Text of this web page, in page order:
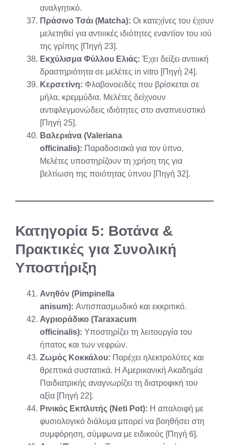
αναλγητικό.
Πράσινο Τσάι (Matcha): Οι κατεχίνες του έχουν
μελετηθεί για αντιιικές ιδιότητες εναντίον του ιού
της γρίπης [Πηγή 23].
Εκχύλισμα Φύλλου Ελιάς: Έχει δείξει αντιιική
δραστηριότητα σε μελέτες in vitro [Πηγή 24].
Κερσετίνη: Φλαβονοειδές που βρίσκεται σε
μήλα, κρεμμύδια. Μελέτες δείχνουν
αντιφλεγμονώδεις ιδιότητες στο αναπνευστικό
[Πηγή 25].
Βαλεριάνα (Valeriana
officinalis): Παραδοσιακά για τον ύπνο.
Μελέτες υποστηρίζουν τη χρήση της για
βελτίωση της ποιότητας ύπνου [Πηγή 32].
Κατηγορία 5: Βοτάνα &
Πρακτικές για Συνολική
Υποστήριξη
Ανηθόν (Pimpinella
anisum): Αντισπασμωδικό και εκκριτικό.
Αγριοράδικο (Taraxacum
officinalis): Υποστηρίζει τη λειτουργία του
ήπατος και των νεφρών.
Ζωμός Κοκκάλου: Παρέχει ηλεκτρολύτες και
θρεπτικά συστατικά. Η Αμερικανική Ακαδημία
Παιδιατρικής αναγνωρίζει τη διατροφική του
αξία [Πηγή 22].
Ρινικός Εκπλυτής (Neti Pot): Η απαλοιφή με
φυσιολογικό διάλυμα μπορεί να βοηθήσει στη
συμφόρηση, σύμφωνα με ειδικούς [Πηγή 6].